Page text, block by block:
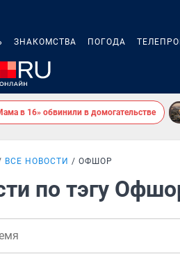
ЗНАКОМСТВА ПОГОДА
в 16» обвинили в домогательстве
ВСЕ НОВОСТИ ОФШОР
по тэгу